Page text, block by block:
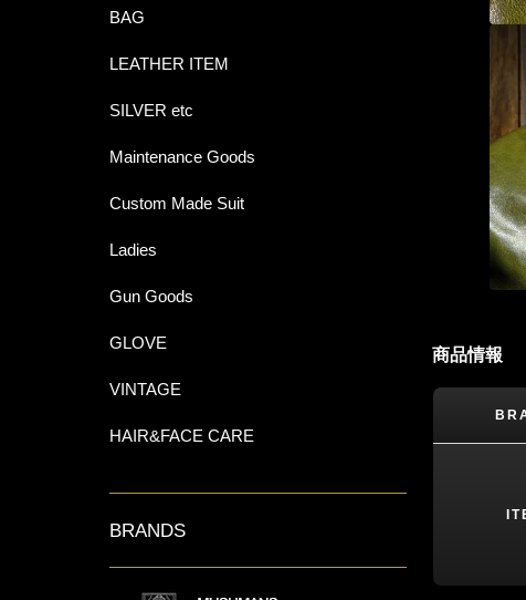
商品情報
BAG
LEATHER ITEM
SILVER etc
Maintenance Goods
Custom Made Suit
Ladies
Gun Goods
GLOVE
VINTAGE
HAIR&FACE CARE
BRANDS